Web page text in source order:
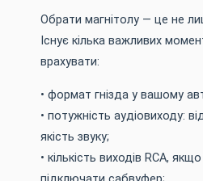
Обрати магнітолу — це не
Існує кілька важливих
врахувати:
• формат гнізда у вашому
• потужність аудіовиходу:
якість звуку;
• кількість виходів RCA,